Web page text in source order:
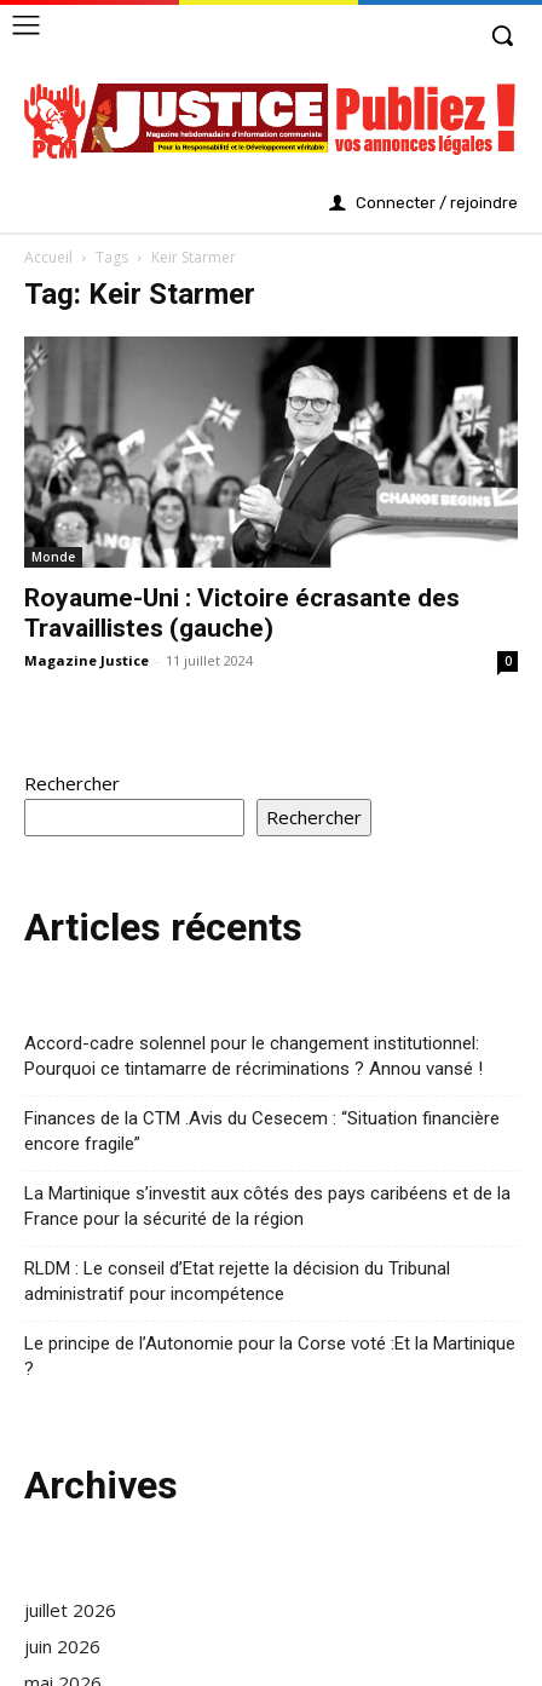
Connecter / rejoindre
Accueil Tags Keir Starmer
Tag: Keir Starmer
Monde
Royaume-Uni : Victoire écrasante des
Travaillistes (gauche)
Magazine Justice - 11 juillet 2024 0
Rechercher
Rechercher
Articles récents
Accord-cadre solennel pour le changement institutionnel:
Pourquoi ce tintamarre de récriminations ? Annou vansé !
Finances de la CTM .Avis du Cesecem : “Situation financière
encore fragile”
La Martinique s’investit aux côtés des pays caribéens et de la
France pour la sécurité de la région
RLDM : Le conseil d’Etat rejette la décision du Tribunal
administratif pour incompétence
Le principe de l’Autonomie pour la Corse voté :Et la Martinique
?
Archives
juillet 2026
juin 2026